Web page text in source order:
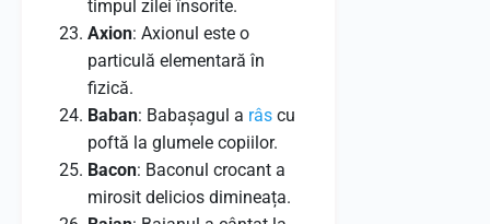
timpul zilei însorite.
Axion: Axionul este o
particulă elementară în
fizică.
Baban: Babașagul a râs cu
poftă la glumele copiilor.
Bacon: Baconul crocant a
mirosit delicios dimineața.